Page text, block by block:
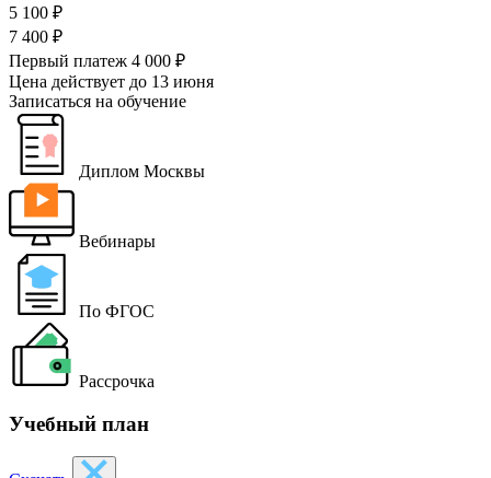
5 100 ₽
7 400 ₽
Первый платеж 4 000 ₽
Цена действует до 13 июня
Записаться на обучение
Диплом Москвы
Вебинары
По ФГОС
Рассрочка
Учебный план